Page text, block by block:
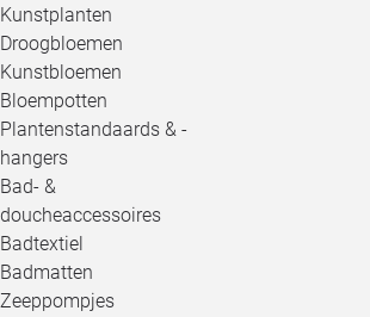
Kunstplanten
Droogbloemen
Kunstbloemen
Bloempotten
Plantenstandaards & -
hangers
Bad- &
doucheaccessoires
Badtextiel
Badmatten
Zeeppompjes